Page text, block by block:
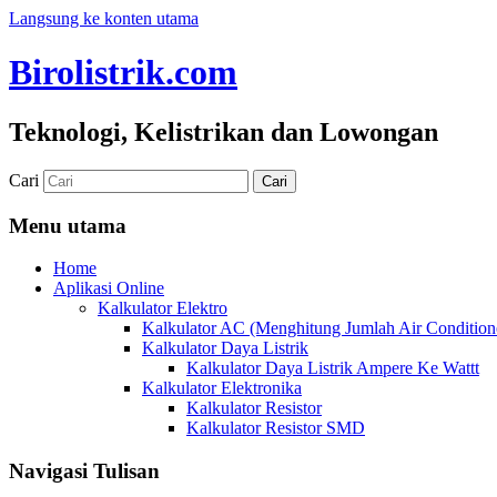
Langsung ke konten utama
Birolistrik.com
Teknologi, Kelistrikan dan Lowongan
Cari
Menu utama
Home
Aplikasi Online
Kalkulator Elektro
Kalkulator AC (Menghitung Jumlah Air
Kalkulator Daya Listrik
Kalkulator Daya Listrik Ampere Ke Wattt
Kalkulator Elektronika
Kalkulator Resistor
Kalkulator Resistor SMD
Navigasi Tulisan